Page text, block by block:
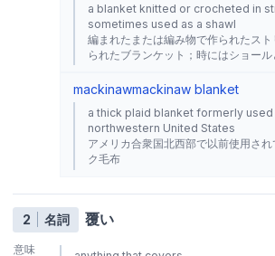
a blanket knitted or crocheted in
sometimes used as a shawl
編まれたまたは編み物で作られたス
られたブランケット；時にはショー
mackinawmackinaw blanket
a thick plaid blanket formerly used
northwestern United States
アメリカ合衆国北西部で以前使用さ
ク毛布
2 名詞 覆い
意味